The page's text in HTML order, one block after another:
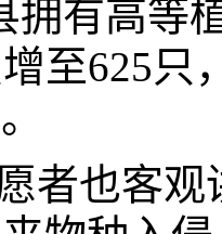
拥有高等
至625只
者也客